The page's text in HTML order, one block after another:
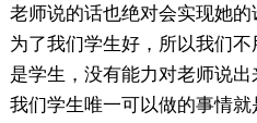
老师说的话也绝对会实现她
为了我们学生好，所以我们
是学生，没有能力对老师说出
我们学生唯一可以做的事情